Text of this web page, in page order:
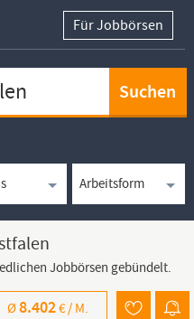
Für Jobbörsen
Jobbörsen gebündelt.
Ø8.402€ / M.